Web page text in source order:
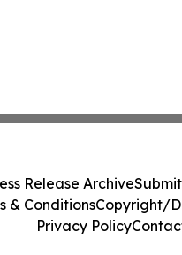
Release Archive
& ConditionsCopyright/
Privacy Policy